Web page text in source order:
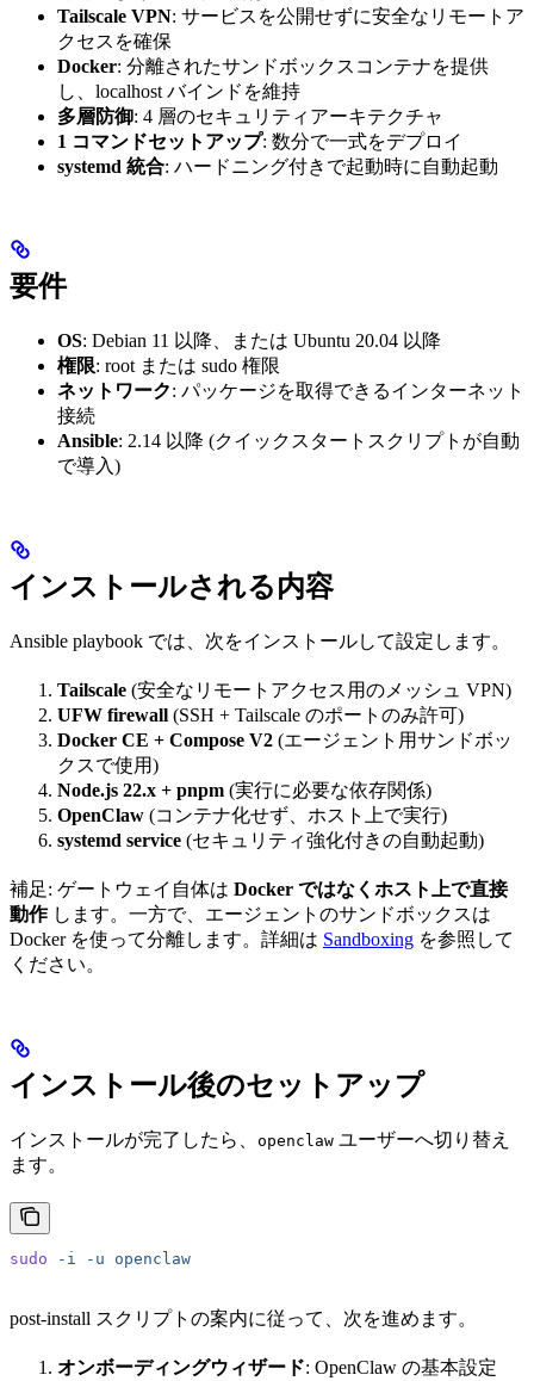
Tailscale VPN: サービスを公開せずに安全なリモートア
クセスを確保
Docker: 分離されたサンドボックスコンテナを提供
し、localhost バインドを維持
多層防御: 4 層のセキュリティアーキテクチャ
1 コマンドセットアップ: 数分で一式をデプロイ
systemd 統合: ハードニング付きで起動時に自動起動
要件
OS: Debian 11 以降、または Ubuntu 20.04 以降
権限: root または sudo 権限
ネットワーク: パッケージを取得できるインターネット
接続
Ansible: 2.14 以降 (クイックスタートスクリプトが自動
で導入)
インストールされる内容
Ansible playbook では、次をインストールして設定します。
Tailscale (安全なリモートアクセス用のメッシュ VPN)
UFW firewall (SSH + Tailscale のポートのみ許可)
Docker CE + Compose V2 (エージェント用サンドボッ
クスで使用)
Node.js 22.x + pnpm (実行に必要な依存関係)
OpenClaw (コンテナ化せず、ホスト上で実行)
systemd service (セキュリティ強化付きの自動起動)
補足: ゲートウェイ自体は Docker ではなくホスト上で直接
動作します。一方で、エージェントのサンドボックスは
Docker を使って分離します。詳細は Sandboxing を参照して
ください。
インストール後のセットアップ
インストールが完了したら、 openclaw ユーザーへ切り替え
ます。
sudo -i -u openclaw
post-install スクリプトの案内に従って、次を進めます。
オンボーディングウィザード: OpenClaw の基本設定